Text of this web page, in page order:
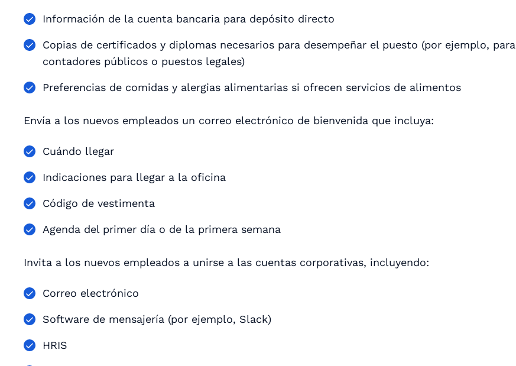
Información de la cuenta bancaria para depósito directo
Copias de certificados y diplomas necesarios para desempeñar el puesto (por ejemplo, para
contadores públicos o puestos legales)
Preferencias de comidas y alergias alimentarias si ofrecen servicios de alimentos
Envía a los nuevos empleados un correo electrónico de bienvenida que incluya:
Cuándo llegar
Indicaciones para llegar a la oficina
Código de vestimenta
Agenda del primer día o de la primera semana
Invita a los nuevos empleados a unirse a las cuentas corporativas, incluyendo:
Correo electrónico
Software de mensajería (por ejemplo, Slack)
HRIS